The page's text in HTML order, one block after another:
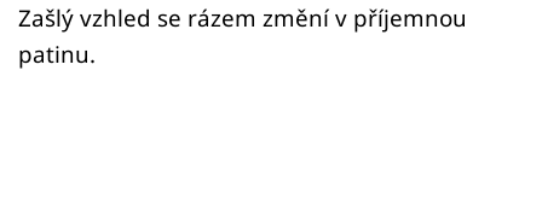
Zašlý vzhled se rázem změní v příjemnou
patinu.